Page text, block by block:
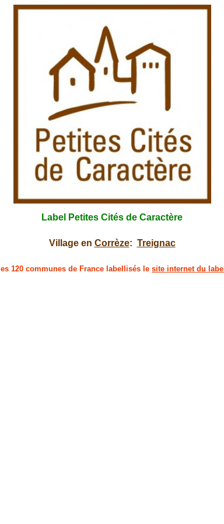
Label Petites Cités de Caractère
Village en Corrèze: Treignac
les 120 communes de France labellisés le site internet du label